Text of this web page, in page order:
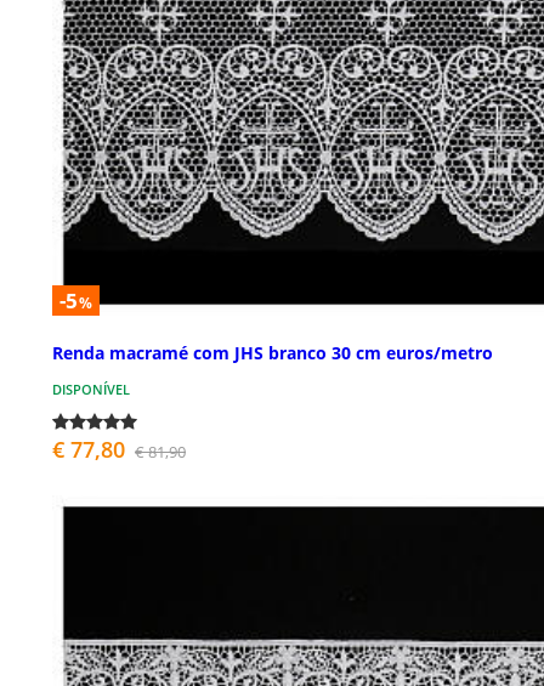
-5%
Renda macramé com JHS branco 30 cm euros/metro
DISPONÍVEL
€ 77,80 € 81,90